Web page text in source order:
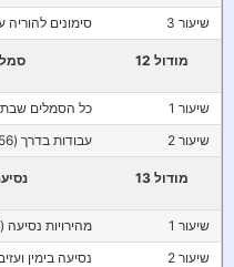
שיעור 3
סימונים להוריה
מודול 12
שיעור 1
כל הסמלים
שיעור 2
עבודות בדרך (3:56)
מודול 13
שיעור 1
מהירויות נסיעה (9:56)
שיעור 2
נסיעה בימין